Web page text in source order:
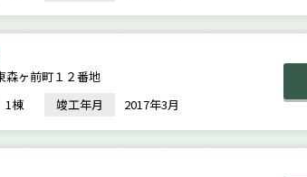
森ヶ前町１２番地
1棟 竣工年月 2017年3月